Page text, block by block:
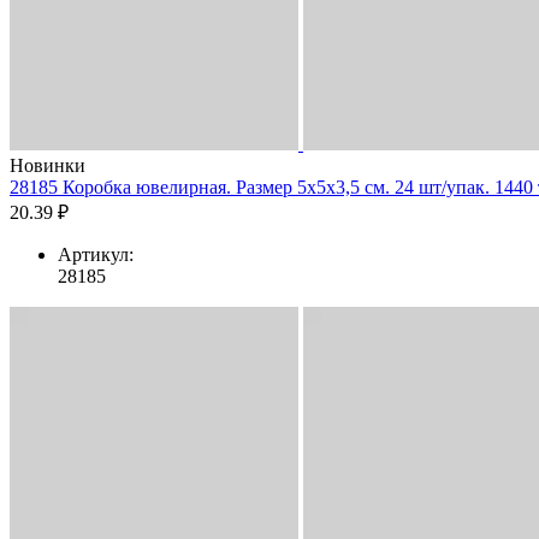
Новинки
28185 Коробка ювелирная. Размер 5x5x3,5 см. 24 шт/упак. 1440
20.39 ₽
Артикул:
28185